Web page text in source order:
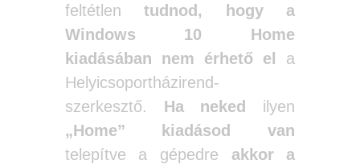
feltétlentudnod, hogy a
Windows 10 Home
kiadásában nem érhető el
a
Helyicsoportházirend-
szerkesztő. Ha neked
ilyen
„Home” kiadásod van
telepítve a gépedre akkor a